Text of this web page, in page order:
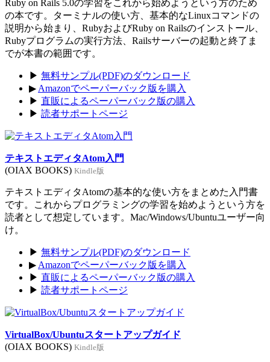
Ruby on Rails 5.0の学習をこれから始めようという方のため
の本です。ターミナルの使い方、基本的なLinuxコマンドの
説明から始まり、RubyおよびRuby on Railsのインストール、
Rubyプログラムの実行方法、Railsサーバーの起動と終了ま
でが本書の範囲です。
▶ 無料サンプル(PDF)のダウンロード
▶ Amazonでペーパーバック版を購入
▶ 直販によるペーパーバック版の購入
▶ 読者サポートページ
テキストエディタAtom入門
(OIAX BOOKS) Kindle版
テキストエディタAtomの基本的な使い方をまとめた入門書
です。これからプログラミングの学習を始めようという方を
読者として想定しています。Mac/Windows/Ubuntuユーザー向
け。
▶ 無料サンプル(PDF)のダウンロード
▶ Amazonでペーパーバック版を購入
▶ 直販によるペーパーバック版の購入
▶ 読者サポートページ
VirtualBox/Ubuntuスタートアップガイド
(OIAX BOOKS) Kindle版